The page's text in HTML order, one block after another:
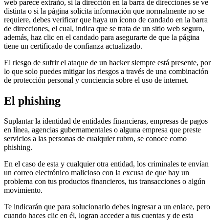
web parece extraño, si la dirección en la barra de direcciones se ve
distinta o si la página solicita información que normalmente no se
requiere, debes verificar que haya un ícono de candado en la barra
de direcciones, el cual, indica que se trata de un sitio web seguro,
además, haz clic en el candado para asegurarte de que la página
tiene un certificado de confianza actualizado.
El riesgo de sufrir el ataque de un hacker siempre está presente, por
lo que solo puedes mitigar los riesgos a través de una combinación
de protección personal y conciencia sobre el uso de internet.
El phishing
Suplantar la identidad de entidades financieras, empresas de pagos
en línea, agencias gubernamentales o alguna empresa que preste
servicios a las personas de cualquier rubro, se conoce como
phishing.
En el caso de esta y cualquier otra entidad, los criminales te envían
un correo electrónico malicioso con la excusa de que hay un
problema con tus productos financieros, tus transacciones o algún
movimiento.
Te indicarán que para solucionarlo debes ingresar a un enlace, pero
cuando haces clic en él, logran acceder a tus cuentas y de esta